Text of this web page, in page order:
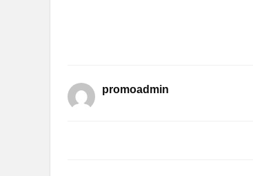
promoadmin